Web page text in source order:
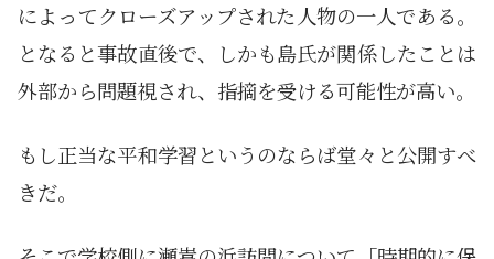
によってクローズアップされた人物の一人である。
となると事故直後で、しかも島氏が関係したことは
外部から問題視され、指摘を受ける可能性が高い。
もし正当な平和学習というのならば堂々と公開すべ
きだ。